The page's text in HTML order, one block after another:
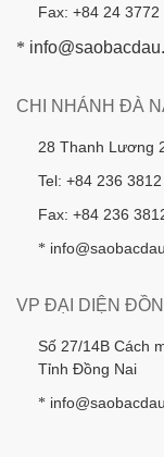
Fax: +84 24 3772
*
CHI NHÁNH ĐÀ
28 Thanh Lương
Tel: +84 236
Fax: +84 236
*
VP ĐẠI DIỆN
Số 27/14B Cách
Tỉnh Đồng Nai
*